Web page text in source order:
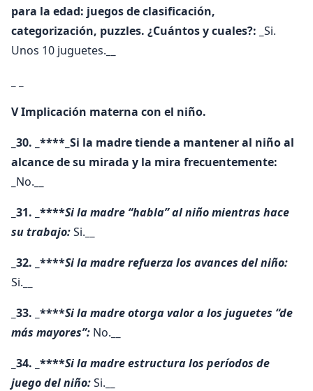
para la edad: juegos de clasificación,
categorización, puzzles. ¿Cuántos y cuales?: _ Si.
Unos 10 juguetes.
V Implicación materna con el niño.
_30. _****_Si la madre tiende a mantener al niño al
alcance de su mirada y la mira frecuentemente:
No.
_31. _****Si la madre “habla” al niño mientras hace
su trabajo:Si.
_32. _****Si la madre refuerza los avances del niño:
Si.
_33. _****Si la madre otorga valor a los juguetes “de
más mayores”: No.
_34. _****Si la madre estructura los períodos de
juego del niño:Si.